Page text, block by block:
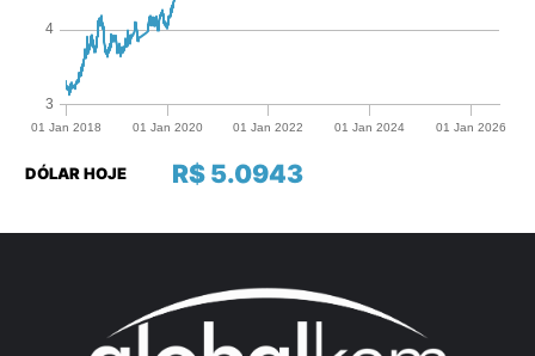
R$ 5.0943
DÓLAR HOJE